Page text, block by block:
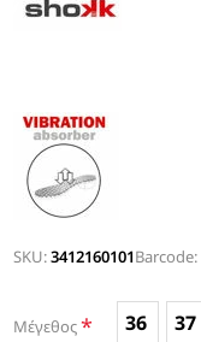
SKU:3412160101Barcode:
Μέγεθος* 36 37